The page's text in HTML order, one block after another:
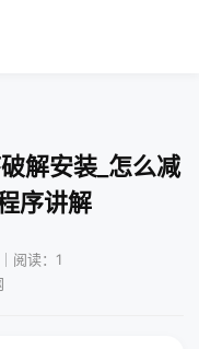
解安装_怎么减
序讲解
阅读：1